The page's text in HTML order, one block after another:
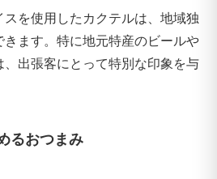
を使用したカクテルは、地域独
きます。特に地元特産のビールや
出張客にとって特別な印象を与
るおつまみ